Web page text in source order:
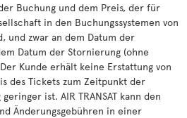
Buchung und dem Preis, der für
in den Buchungssystemen von
und zwar an dem Datum der
Datum der Stornierung (ohne
Kunde erhält keine Erstattung von
des Tickets zum Zeitpunkt der
ist. AIR TRANSAT kann den
Änderungsgebühren in einer